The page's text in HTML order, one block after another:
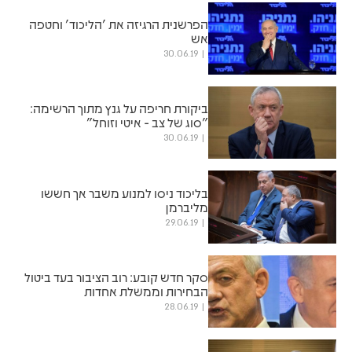
הפרשנית הרגיזה את 'הליכוד' וחטפה
אש
30.06.19
ביקורת חריפה על גנץ מתוך הרשימה:
"סוג של צב - איטי וזוחל"
30.06.19
בליכוד ניסו למנוע משבר אך חששו
מליברמן
29.06.19
סקר חדש קובע: רוב הציבור בעד ביטול
הבחירות וממשלת אחדות
28.06.19